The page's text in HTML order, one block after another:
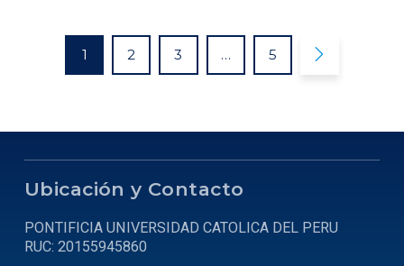
1 2 3 … 5 
Ubicación y Contacto
PONTIFICIA UNIVERSIDAD CATOLICA DEL PERU
RUC: 20155945860